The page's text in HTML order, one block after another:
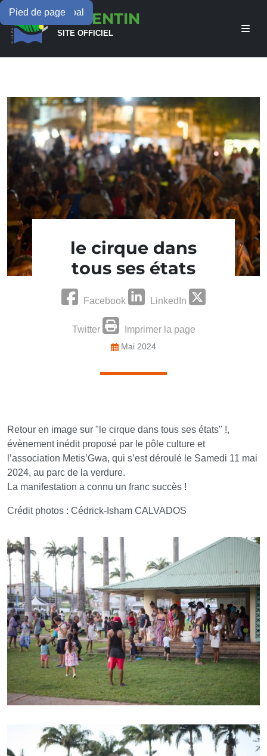
Menu principal
Contenu principal
Pied de pageLAMENTIN
SITE OFFICIEL
le cirque dans
tous ses états
Facebook LinkedIn
Twitter Imprimer la page
Mai 2024
Retour en image sur "le cirque dans tous ses états" !,
évènement inédit proposé par le pôle culture et
l’association Metis’Gwa, qui s’est déroulé le Samedi 11 mai
2024, au parc de la verdure.
La manifestation a connu un franc succès !
Crédit photos : Cédrick-Isham CALVADOS